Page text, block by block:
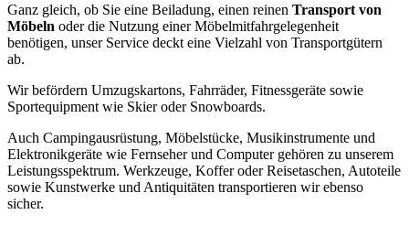
Ganz gleich, ob Sie eine Beiladung, einen reinen Transport von
Möbeln oder die Nutzung einer Möbelmitfahrgelegenheit
benötigen, unser Service deckt eine Vielzahl von Transportgütern
ab.
Wir befördern Umzugskartons, Fahrräder, Fitnessgeräte sowie
Sportequipment wie Skier oder Snowboards.
Auch Campingausrüstung, Möbelstücke, Musikinstrumente und
Elektronikgeräte wie Fernseher und Computer gehören zu unserem
Leistungsspektrum. Werkzeuge, Koffer oder Reisetaschen, Autoteile
sowie Kunstwerke und Antiquitäten transportieren wir ebenso
sicher.